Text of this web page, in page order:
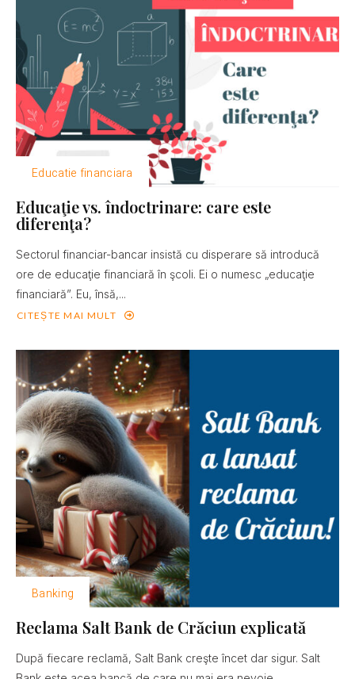
Educatie financiara
Educaţie vs. îndoctrinare: care este
diferenţa?
Sectorul financiar-bancar insistă cu disperare să introducă
ore de educaţie financiară în şcoli. Ei o numesc „educaţie
financiară”. Eu, însă,...
CITEȘTE MAI MULT
Banking
Reclama Salt Bank de Crăciun explicată
După fiecare reclamă, Salt Bank creşte încet dar sigur. Salt